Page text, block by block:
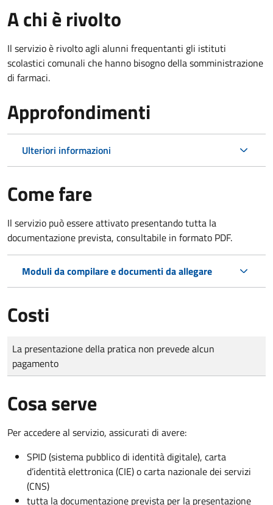
A chi è rivolto
Il servizio è rivolto agli alunni frequentanti gli istituti
scolastici comunali che hanno bisogno della somministrazione
di farmaci.
Approfondimenti
Ulteriori informazioni
Come fare
Il servizio può essere attivato presentando tutta la
documentazione prevista, consultabile in formato PDF.
Moduli da compilare e documenti da allegare
Costi
Tipo di pagamento
Importo
La presentazione della pratica non prevede alcun
pagamento
Cosa serve
Per accedere al servizio, assicurati di avere:
SPID (sistema pubblico di identità digitale), carta
d’identità elettronica (CIE) o carta nazionale dei servizi
(CNS)
tutta la documentazione prevista per la presentazione